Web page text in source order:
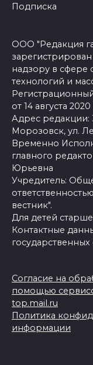
Подписка
ООО "Редакция
надзору в сфере
технологий и
от 14 августа 2020
Адрес редакции:
Морозовск, ул.
Временно
главного
Юрьевна
Учредитель:
вестник".
Для детей старше
Контактные
Согласие на
помощью
top.mail.ru
Политика
информации